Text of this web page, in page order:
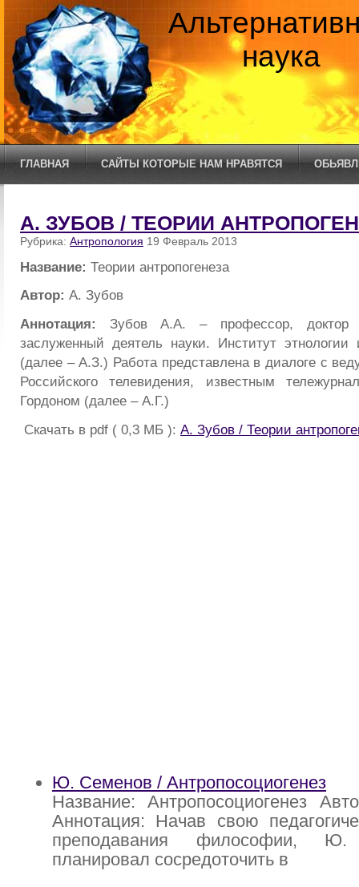
наука
ГЛАВНАЯ САЙТЫ КОТОРЫЕ НАМ НРАВЯТСЯ
А. ЗУБОВ / ТЕОРИИ
Рубрика: Антропология 19 Февраль 2013
Название: Теории антропогенеза
Автор: А. Зубов
Аннотация: Зубов А.А. – профессор, доктор
заслуженный деятель науки. Институт
(далее – А.З.) Работа представлена в диалоге с
Российского телевидения, известным
Гордоном (далее – А.Г.)
Скачать в pdf ( 0,3 МБ ): А. Зубов / Теории
Ю. Семенов / Антропосоциогенез
Название: Антропосоциогенез
Аннотация: Начав свою
преподавания философии,
планировал сосредоточить в